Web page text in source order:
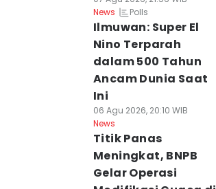
News
Polls
Ilmuwan: Super El
Nino Terparah
dalam 500 Tahun
Ancam Dunia Saat
Ini
06 Agu 2026, 20:10 WIB
News
Titik Panas
Meningkat, BNPB
Gelar Operasi